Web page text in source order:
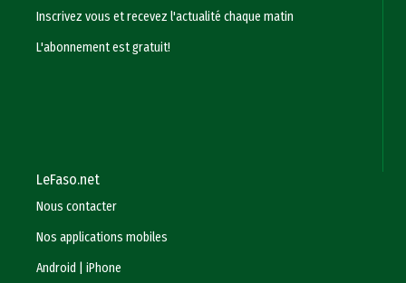
Inscrivez vous et recevez l'actualité chaque matin
L'abonnement est gratuit!
LeFaso.net
Nous contacter
Nos applications mobiles
Android
|iPhone